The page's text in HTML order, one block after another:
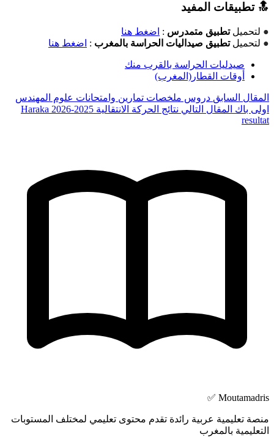
🔝 تطبيقات المفيد
● لتحميلتطبيق متمدرس : اضغط هنا
● لتحميلتطبيق صيداليات الحراسة بالمغرب : اضغط هنا
صيدليات الحراسة بالقرب منك
أوقات القطار(المغرب)
المقال السابق دروس ملخصات تمارين وامتحانات علوم المهندس
اولى باك المقال التالي
نتائج الحركة الانتقالية 2025-2026 Haraka
resultat
Moutamadris ✅
منصة تعليمية عربية رائدة تقدم محتوى تعليمي لمختلف المستوبات
التعليمية بالمغرب